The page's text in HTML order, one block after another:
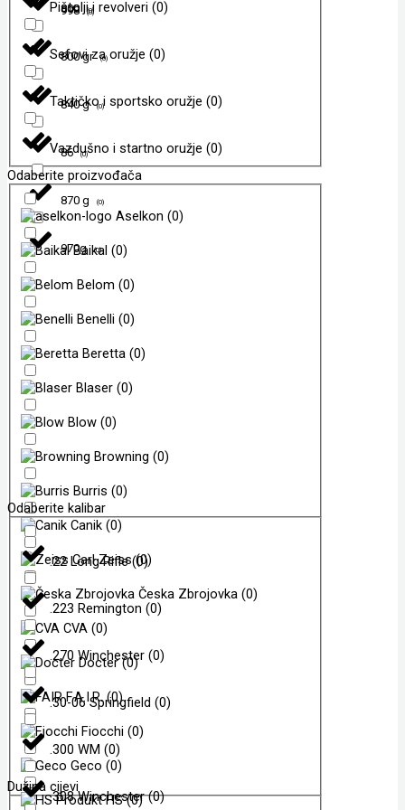
800 (0)
800 gr (0)
840 g (0)
86 (0)
870 g (0)
970g (0)
998 (0)
Pištolji i revolveri (0)
Sefovi za oružje (0)
Taktičko i sportsko oružje (0)
Vazdušno i startno oružje (0)
Odaberite proizvođača
Aselkon (0)
Baikal (0)
Belom (0)
Benelli (0)
Beretta (0)
Blaser (0)
Blow (0)
Browning (0)
Burris (0)
Canik (0)
Carl Zeiss(0)
Česka Zbrojovka (0)
CVA (0)
Docter(0)
F.A.I.R.(0)
Fiocchi (0)
Geco (0)
HS(0)
Odaberite kalibar
.22 Long Rifle(0)
.223 Remington (0)
.270 Winchester (0)
.30-06 Springfield (0)
.300 WM (0)
.308 Winchester(0)
Dužina cijevi